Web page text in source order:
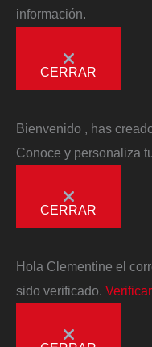
información.
CERRAR
Bienvenido
, has
Conoce y personaliza
CERRAR
Hola Clementine el
sido verificado.